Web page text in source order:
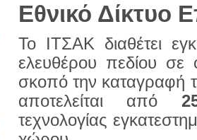
Eθνικό Δίκτυο
Το ΙΤΣΑΚ διαθέτει
ελευθέρου πεδίου σε
σκοπό την καταγραφή
αποτελείται από
τεχνολογίας